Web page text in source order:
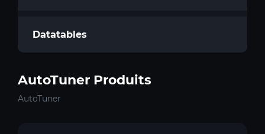
Datatables
AutoTuner Produits
AutoTuner